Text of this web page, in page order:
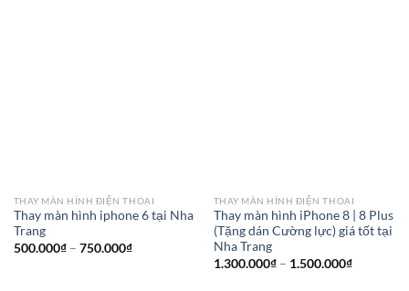
THAY MÀN HÌNH ĐIỆN THOẠI
Thay màn hình iphone 6 tại Nha
Trang
500.000₫ – 750.000₫Khoảng
THAY MÀN HÌNH ĐIỆN THOẠI
Thay màn hình iPhone 8 | 8 Plus
(Tặng dán Cường lực) giá tốt tại
Nha Trang
1.300.000₫ – 1.500.000₫Khoảng